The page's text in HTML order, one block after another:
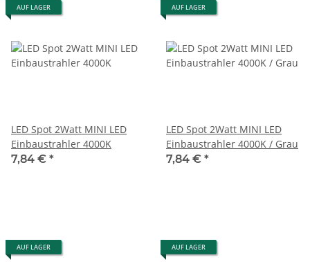
AUF LAGER
LED Spot 2Watt MINI LED
Einbaustrahler 4000K
7,84 € *
AUF LAGER
LED Spot 2Watt MINI LED
Einbaustrahler 4000K / Grau
7,84 € *
AUF LAGER AUF LAGER